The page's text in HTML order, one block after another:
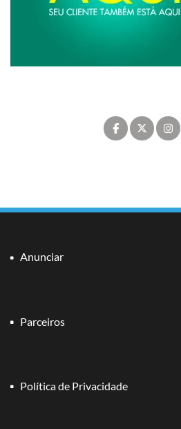
Anunciar
Parceiros
Política de Privacidade